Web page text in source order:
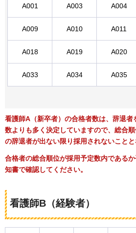
A001 A003 A004
A009 A010 A011
A018 A019 A020
A033 A034 A035
看護師A（新卒者）の合格者数は、辞退者
数よりも多く決定していますので、総合
の辞退者が出ない限り採用されないことと
合格者の総合順位が採用予定数内である
知書で確認してください。
看護師B（経験者）